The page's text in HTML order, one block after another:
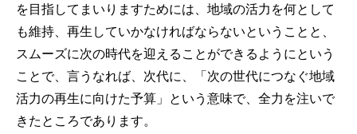
を目指してまいりますためには、地域の活力を何として
も維持、再生していかなければならないということと、
スムーズに次の時代を迎えることができるようにという
ことで、言うなれば、次代に、「次の世代につなぐ地域
活力の再生に向けた予算」という意味で、全力を注いで
きたところであります。